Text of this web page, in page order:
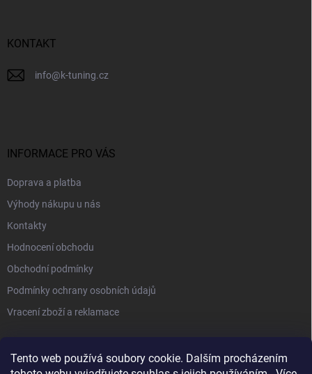
Tento web používá soubory cookie. Dalším procházením
KONTAKT
info@k-tuning.cz
INFORMACE PRO VÁS
Doprava a platba
Výhody nákupu u nás
Kontakty
Hodnocení obchodu
Obchodní podmínky
Podmínky ochrany osobních údajů
Vracení zboží a reklamace
PŘIJÍMÁME ONLINE PLATBY